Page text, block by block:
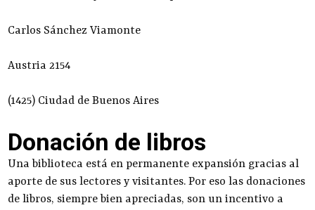
Carlos Sánchez Viamonte
Austria 2154
(1425) Ciudad de Buenos Aires
Donación de libros
Una biblioteca está en permanente expansión gracias al
aporte de sus lectores y visitantes. Por eso las donaciones
de libros, siempre bien apreciadas, son un incentivo a